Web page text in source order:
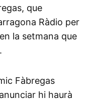
que
Ràdio per
la setmana que
Fàbregas
hi haurà